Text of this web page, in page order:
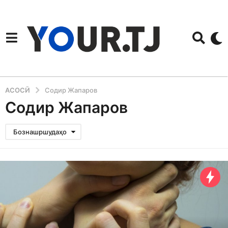
АСОСӢ Содир Жапаров
Содир Жапаров
Бознашршудаҳо